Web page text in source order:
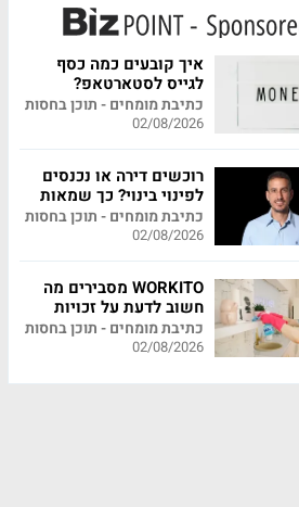
איך קובעים כמה כסף
לגייס לסטארטאפ?
כתיבת מומחים - תוכן בחסות
02/08/2026
רוכשים דירה או נכנסים
לפינוי בינוי? כך שמאות
מקצועית יכולה לחסוך
לכם מאות אלפי שקלים
כתיבת מומחים - תוכן בחסות
02/08/2026
WORKITO מסבירים מה
חשוב לדעת על זכויות
עובדי משק בית
כתיבת מומחים - תוכן בחסות
02/08/2026